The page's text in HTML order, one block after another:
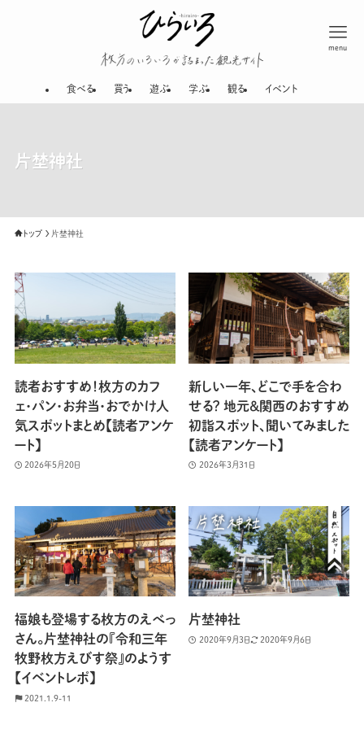
menu
食べる 買う 遊ぶ 学ぶ 観る イベント
片埜神社
トップ 片埜神社
読者おすすめ！枚方のカフ
ェ・パン・お弁当・おでかけ人
気スポットまとめ【読者アンケ
ート】
2026年5月20日
新しい一年、どこで手を合わ
せる？ 地元＆関西のおすすめ
初詣スポット、聞いてみました
【読者アンケート】
2026年3月31日
福娘も登場する枚方のえべっ
さん。片埜神社の『令和三年
牧野枚方えびす祭』のようす
【イベントレポ】
2021.1.9-11
片埜神社
2020年9月3日 2020年9月6日